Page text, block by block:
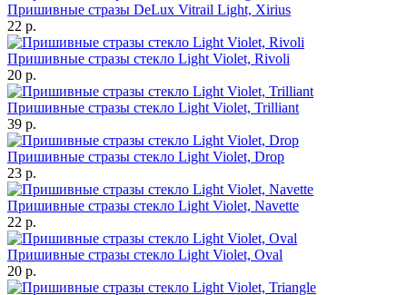
Пришивные стразы DeLux Vitrail Light, Xirius
22 р.
Пришивные стразы стекло Light Violet, Rivoli
20 р.
Пришивные стразы стекло Light Violet, Trilliant
39 р.
Пришивные стразы стекло Light Violet, Drop
23 р.
Пришивные стразы стекло Light Violet, Navette
22 р.
Пришивные стразы стекло Light Violet, Oval
20 р.